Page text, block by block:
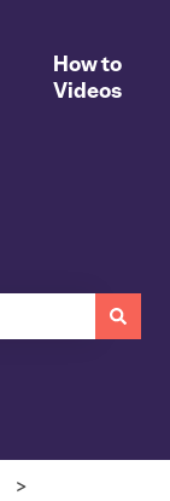
How to
Videos